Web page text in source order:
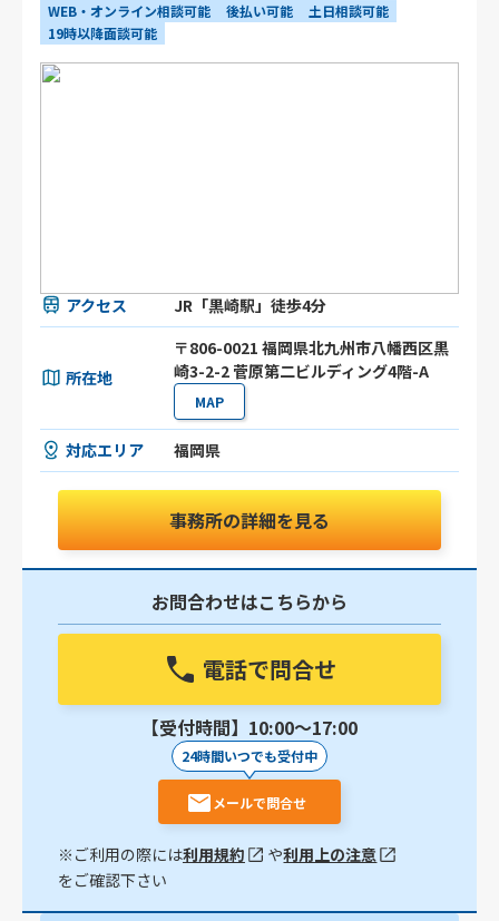
WEB・オンライン相談可能
後払い可能
土日相談可能
19時以降面談可能
アクセス JR「黒崎駅」徒歩4分
所在地
〒806-0021 福岡県北九州市八幡西区黒
崎3-2-2 菅原第二ビルディング4階-A
MAP
対応エリア 福岡県
事務所の詳細を見る
お問合わせはこちらから
電話で問合せ
【受付時間】10:00〜17:00
24時間いつでも受付中
メールで問合せ
※ご利用の際には利用規約 や利用上の注意
をご確認下さい